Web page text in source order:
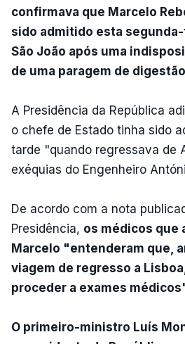
confirmava que Marcelo
sido admitido esta
São João após uma
de uma paragem de
A Presidência da República
o chefe de Estado tinha sido
tarde "quando regressava de
exéquias do Engenheiro
De acordo com a nota
Presidência, os médicos que
Marcelo "entenderam que,
viagem de regresso a
proceder a exames
O primeiro-ministro Luís